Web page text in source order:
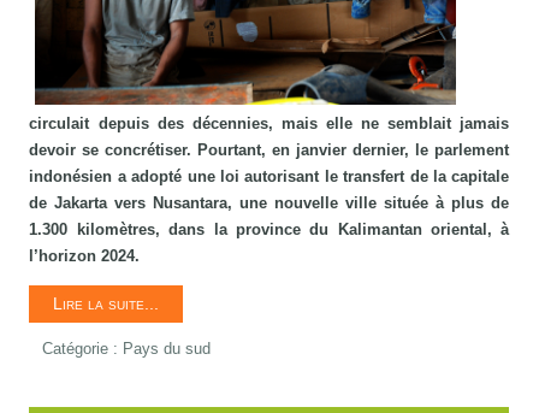
circulait depuis des décennies, mais elle ne semblait jamais
devoir se concrétiser. Pourtant, en janvier dernier, le parlement
indonésien a adopté une loi autorisant le transfert de la capitale
de Jakarta vers Nusantara, une nouvelle ville située à plus de
1.300 kilomètres, dans la province du Kalimantan oriental, à
l’horizon 2024.
Lire la suite...
Catégorie : Pays du sud